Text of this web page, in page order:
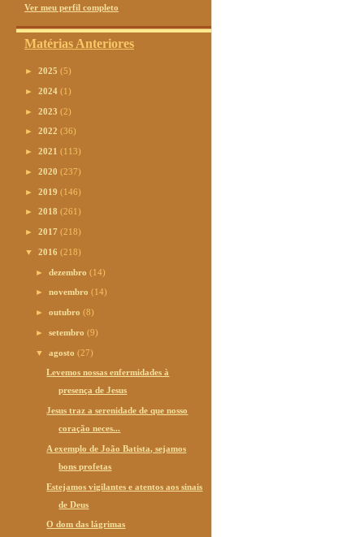
Ver meu perfil completo
Matérias Anteriores
► 2025 (5)
► 2024 (1)
► 2023 (2)
► 2022 (36)
► 2021 (113)
► 2020 (237)
► 2019 (146)
► 2018 (261)
► 2017 (218)
▼ 2016 (218)
►dezembro(14)
►novembro(14)
►outubro(8)
►setembro(9)
▼agosto(27)
Levemos nossas enfermidades à
presença de Jesus
Jesus traz a serenidade de que nosso
coração neces...
A exemplo de João Batista, sejamos
bons profetas
Estejamos vigilantes e atentos aos sinais
de Deus
O dom das lágrimas